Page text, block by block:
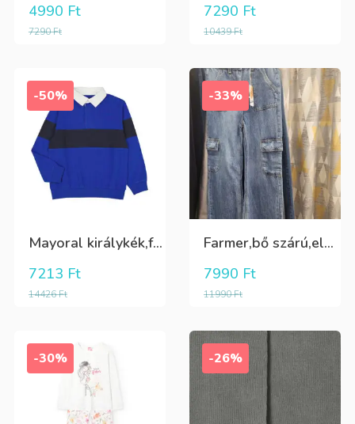
7290Ft
4990 Ft
10439Ft
7290 Ft
-50%
Mayoral királykék,fehér galléros hosszú ujjú póló Tini fiúknak
14426Ft
7213 Ft
-33%
Farmer,bő szárú,elöl és oldalt zsebes lány nadrág
11990Ft
7990 Ft
-30% -26%